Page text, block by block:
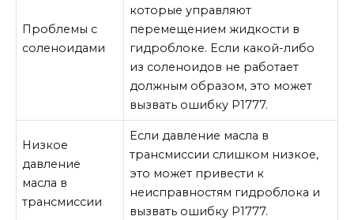
Проблемы с
соленоидами
которые управляют
перемещением жидкости в
гидроблоке. Если какой-либо
из соленоидов не работает
должным образом, это может
вызвать ошибку Р1777.
Низкое
давление
масла в
трансмиссии
Если давление масла в
трансмиссии слишком низкое,
это может привести к
неисправностям гидроблока и
вызвать ошибку Р1777.